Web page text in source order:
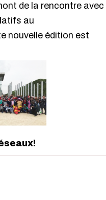
de la rencontre avec
au
nouvelle édition est